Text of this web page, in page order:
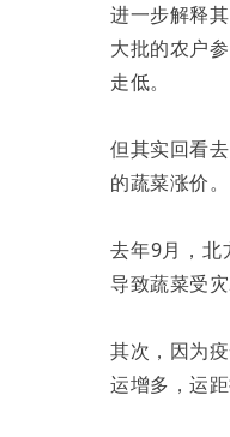
进一步解释
大批的农户
走低。
但其实回看
的蔬菜涨价。
去年9月，北
导致蔬菜受
其次，因为
运增多，运